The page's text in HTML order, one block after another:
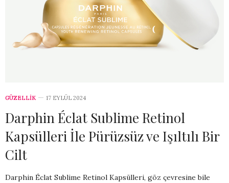
GÜZELLİK 17 EYLÜL 2024
Darphin Éclat Sublime Retinol
Kapsülleri İle Pürüzsüz ve Işıltılı Bir
Cilt
Darphin Éclat Sublime Retinol Kapsülleri, göz çevresine bile